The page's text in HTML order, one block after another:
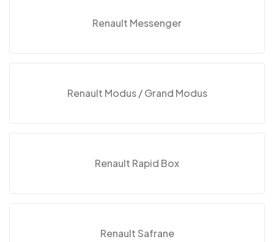
Renault Messenger
Renault Modus / Grand Modus
Renault Rapid Box
Renault Safrane